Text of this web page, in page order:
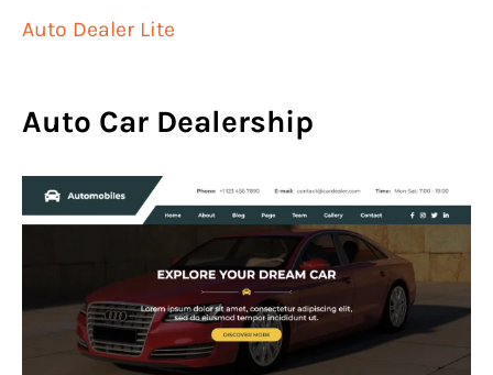
Auto Dealer Lite
Auto Car Dealership